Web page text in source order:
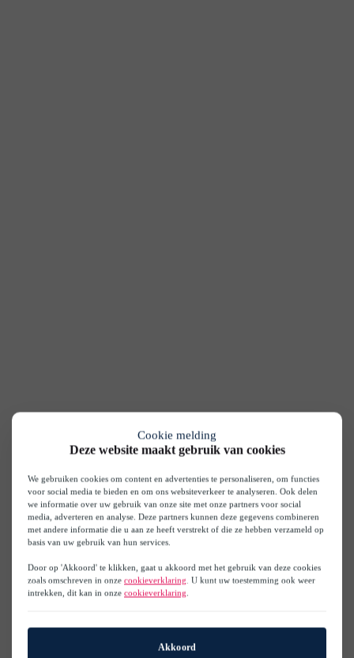
Cookie melding
Deze website maakt gebruik van cookies
We gebruiken cookies om content en advertenties te personaliseren, om functies
voor social media te bieden en om ons websiteverkeer te analyseren. Ook delen
we informatie over uw gebruik van onze site met onze partners voor social
media, adverteren en analyse. Deze partners kunnen deze gegevens combineren
met andere informatie die u aan ze heeft verstrekt of die ze hebben verzameld op
basis van uw gebruik van hun services.
Door op 'Akkoord' te klikken, gaat u akkoord met het gebruik van deze cookies
zoals omschreven in onze cookieverklaring . U kunt uw toestemming ook weer
intrekken, dit kan in onze cookieverklaring.
Akkoord